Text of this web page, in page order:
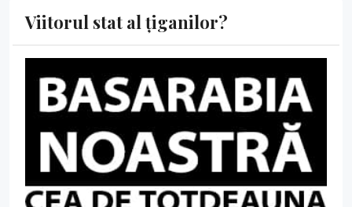
Viitorul stat al țiganilor?